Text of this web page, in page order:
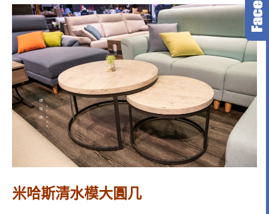
米哈斯清水模大圓几